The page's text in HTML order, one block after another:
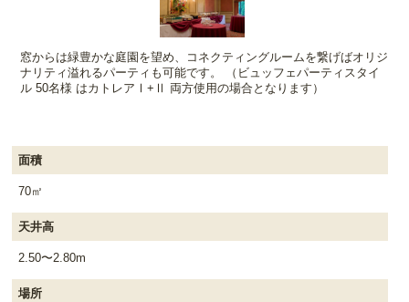
窓からは緑豊かな庭園を望め、コネクティングルームを繋げばオリジ
ナリティ溢れるパーティも可能です。 （ビュッフェパーティスタイ
ル 50名様 はカトレアⅠ+Ⅱ 両方使用の場合となります）
面積
70㎡
天井高
2.50〜2.80m
場所